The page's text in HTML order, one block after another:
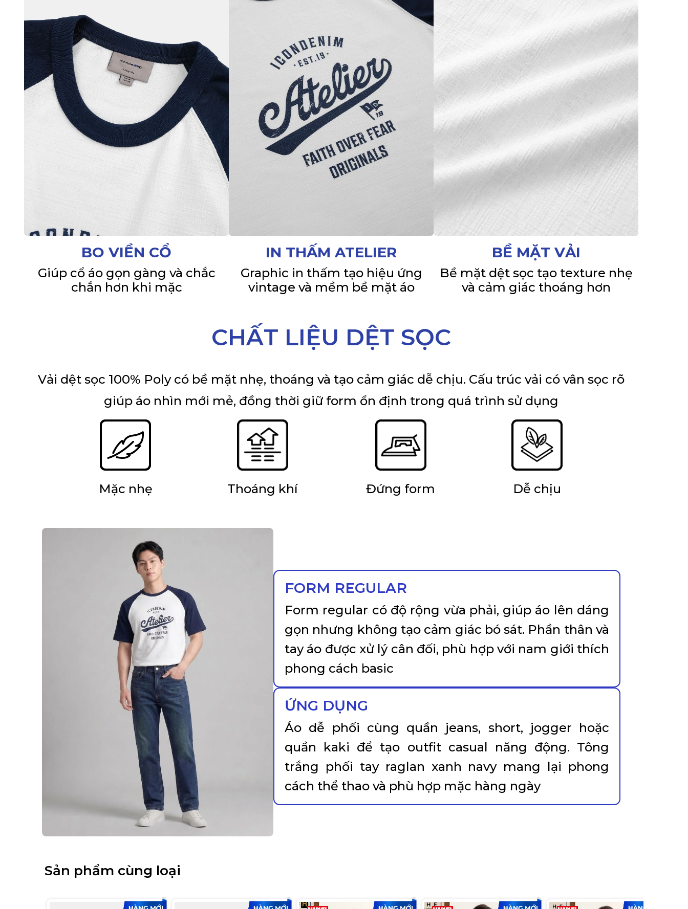
BO VIỀN CỔ
Giúp cổ áo gọn gàng và chắc
chắn hơn khi mặc
IN THẤM ATELIER
Graphic in thấm tạo hiệu ứng
vintage và mềm bề mặt áo
BỀ MẶT VẢI
Bề mặt dệt sọc tạo texture nhẹ
và cảm giác thoáng hơn
CHẤT LIỆU DỆT SỌC
Vải dệt sọc 100% Poly có bề mặt nhẹ, thoáng và tạo cảm giác dễ chịu. Cấu trúc vải có vân sọc rõ
giúp áo nhìn mới mẻ, đồng thời giữ form ổn định trong quá trình sử dụng
Mặc nhẹ Thoáng khí Đứng form Dễ chịu
FORM REGULAR
Form regular có độ rộng vừa phải, giúp áo lên dáng
gọn nhưng không tạo cảm giác bó sát. Phần thân và
tay áo được xử lý cân đối, phù hợp với nam giới thích
phong cách basic
ỨNG DỤNG
Áo dễ phối cùng quần jeans, short, jogger hoặc
quần kaki để tạo outfit casual năng động. Tông
trắng phối tay raglan xanh navy mang lại phong
cách thể thao và phù hợp mặc hàng ngày
Sản phẩm cùng loại